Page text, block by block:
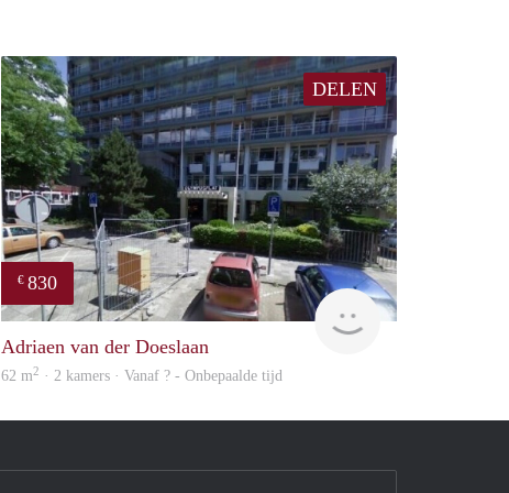
DELEN
€ 830
finder
Adriaen van der Doeslaan
62 m2 · 2 kamers · Vanaf ? - Onbepaalde tijd